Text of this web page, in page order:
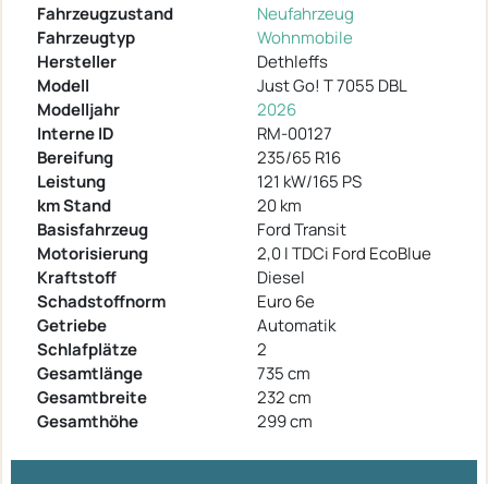
Fahrzeugzustand
Neufahrzeug
Fahrzeugtyp
Wohnmobile
Hersteller
Dethleffs
Modell
Just Go! T 7055 DBL
Modelljahr
2026
Interne ID
RM-00127
Bereifung
235/65 R16
Leistung
121 kW/165 PS
km Stand
20 km
Basisfahrzeug
Ford Transit
Motorisierung
2,0 l TDCi Ford EcoBlue
Kraftstoff
Diesel
Schadstoffnorm
Euro 6e
Getriebe
Automatik
Schlafplätze
2
Gesamtlänge
735 cm
Gesamtbreite
232 cm
Gesamthöhe
299 cm